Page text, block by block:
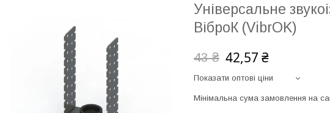
Універсальне
ВіброК (VibrOK)
43 ₴ 42,57 ₴
Показати оптові ціни
Мінімальна сума замовлення на